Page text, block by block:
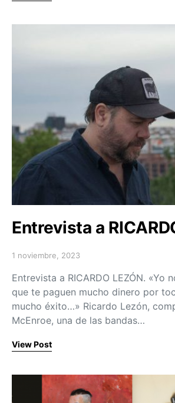
Entrevista a
Posted on
1 noviembre, 2023
Entrevista a RICARDO LEZÓN. «Yo
que te paguen mucho dinero por
mucho éxito…» Ricardo Lezón,
McEnroe, una de las bandas…
View Post